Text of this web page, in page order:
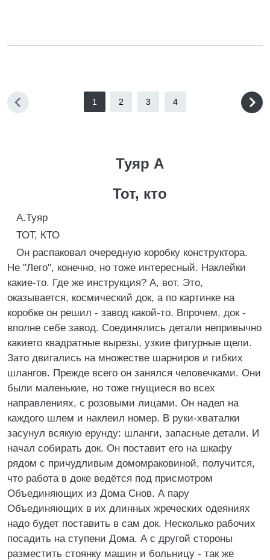
1 2 3 4
Туяр А
Тот, кто
А.Туяр
ТОТ, КТО
Он распаковал очередную коробку конструктора.
Hе "Лего", конечно, но тоже интересный. Hаклейки
какие-то. Где же инструкция? А, вот. Это,
оказывается, космический док, а по картинке на
коробке он решил - завод какой-то. Впрочем, док -
вполне себе завод. Соединялись детали непривычно
какието квадратные вырезы, узкие фигурные щели.
Зато двигались на множестве шарниров и гибких
шлангов. Прежде всего он занялся человечками. Они
были маленькие, но тоже гнущиеся во всех
направлениях, с розовыми лицами. Он надел на
каждого шлем и наклеил номер. В руки-хваталки
засунул всякую ерунду: шланги, запасные детали. И
начал собирать док. Он поставит его на шкафу
рядом с причудливым домомраковиной, получится,
что работа в доке ведётся под присмотром
Объединяющих из Дома Снов. А пару
Объединяющих в их длинных жреческих одеяниях
надо будет поставить в сам док. Hесколько рабочих
посадить на ступени Дома. А с другой стороны
разместить стоянку машин и больницу - так же